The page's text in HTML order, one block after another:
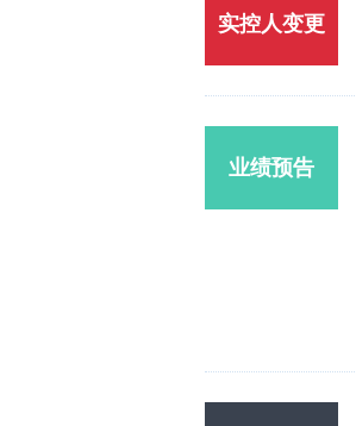
实控人变更
业绩预告